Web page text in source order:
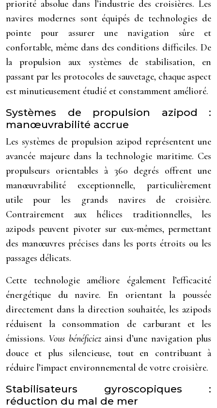
priorité absolue dans l’industrie des croisières. Les
navires modernes sont équipés de technologies de
pointe pour assurer une navigation sûre et
confortable, même dans des conditions difficiles. De
la propulsion aux systèmes de stabilisation, en
passant par les protocoles de sauvetage, chaque aspect
est minutieusement étudié et constamment amélioré.
Systèmes de propulsion azipod :
manœuvrabilité accrue
Les systèmes de propulsion azipod représentent une
avancée majeure dans la technologie maritime. Ces
propulseurs orientables à 360 degrés offrent une
manœuvrabilité exceptionnelle, particulièrement
utile pour les grands navires de croisière.
Contrairement aux hélices traditionnelles, les
azipods peuvent pivoter sur eux-mêmes, permettant
des manœuvres précises dans les ports étroits ou les
passages délicats.
Cette technologie améliore également l’efficacité
énergétique du navire. En orientant la poussée
directement dans la direction souhaitée, les azipods
réduisent la consommation de carburant et les
émissions. Vous bénéficiezainsi d’une navigation plus
douce et plus silencieuse, tout en contribuant à
réduire l’impact environnemental de votre croisière.
Stabilisateurs gyroscopiques :
réduction du mal de mer